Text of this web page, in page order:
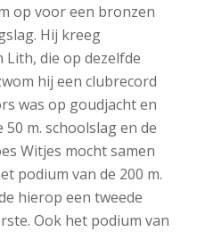
op voor een bronzen
Hij kreeg
Lith, die op dezelfde
hij een clubrecord
was op goudjacht en
m. schoolslag en de
Witjes mocht samen
podium van de 200 m.
hierop een tweede
Ook het podium van